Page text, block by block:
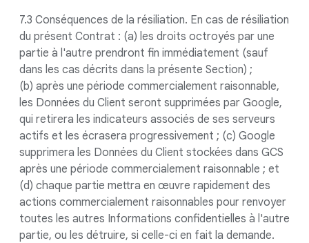
7.3 Conséquences de la résiliation. En cas de résiliation
du présent Contrat : (a) les droits octroyés par une
partie à l'autre prendront fin immédiatement (sauf
dans les cas décrits dans la présente Section) ;
(b) après une période commercialement raisonnable,
les Données du Client seront supprimées par Google,
qui retirera les indicateurs associés de ses serveurs
actifs et les écrasera progressivement ; (c) Google
supprimera les Données du Client stockées dans GCS
après une période commercialement raisonnable ; et
(d) chaque partie mettra en œuvre rapidement des
actions commercialement raisonnables pour renvoyer
toutes les autres Informations confidentielles à l'autre
partie, ou les détruire, si celle-ci en fait la demande.